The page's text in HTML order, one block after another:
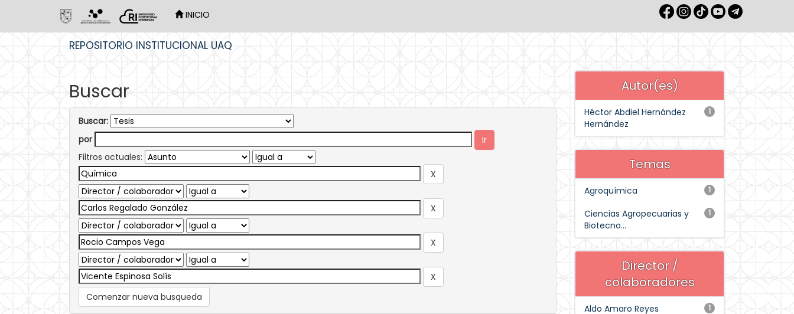
INICIO
REPOSITORIO INSTITUCIONAL UAQ
Buscar
Buscar:
por
Filtros actuales:
Comenzar nueva busqueda
Autor(es)
1
Héctor Abdiel Hernández
Hernández
Temas
1
Agroquímica
1
Ciencias Agropecuarias y
Biotecno...
Director /
colaboradores
1
Aldo Amaro Reyes